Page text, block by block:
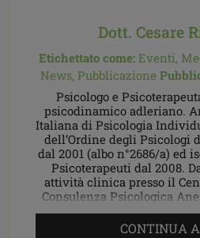
Dott. Cesare
Etichettato come: Eventi,
News, Pubblicazione
Psicologo e
psicodinamico adleriano.
Italiana di Psicologia
dell’Ordine degli Psicologi
dal 2001 (albo n°2686/a) ed
Psicoterapeuti dal 2008.
attività clinica presso il
Consulenza Psicologica
attuando percorsi di
CONTINUA